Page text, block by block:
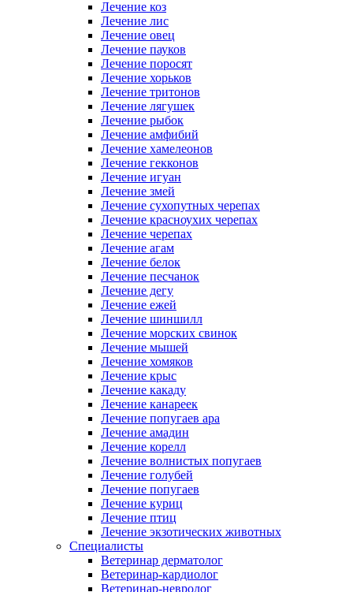
Лечение коз
Лечение лис
Лечение овец
Лечение пауков
Лечение поросят
Лечение хорьков
Лечение тритонов
Лечение лягушек
Лечение рыбок
Лечение амфибий
Лечение хамелеонов
Лечение гекконов
Лечение игуан
Лечение змей
Лечение сухопутных черепах
Лечение красноухих черепах
Лечение черепах
Лечение агам
Лечение белок
Лечение песчанок
Лечение дегу
Лечение ежей
Лечение шиншилл
Лечение морских свинок
Лечение мышей
Лечение хомяков
Лечение крыс
Лечение какаду
Лечение канареек
Лечение попугаев ара
Лечение амадин
Лечение корелл
Лечение волнистых попугаев
Лечение голубей
Лечение попугаев
Лечение куриц
Лечение птиц
Лечение экзотических животных
Специалисты
Ветеринар дерматолог
Ветеринар-кардиолог
Ветеринар-невролог